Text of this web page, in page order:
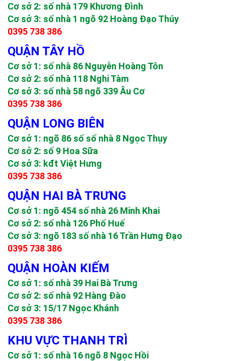
Cơ sở 2: số nhà 179 Khương Đình
Cơ sở 3: số nhà 1 ngõ 92 Hoàng Đạo Thúy
0395 738 386
QUẬN TÂY HỒ
Cơ sở 1: số nhà 86 Nguyễn Hoàng Tôn
Cơ sở 2: số nhà 118 Nghi Tàm
Cơ sở 3: số nhà 58 ngõ 339 Âu Cơ
0395 738 386
QUẬN LONG BIÊN
Cơ sở 1: ngõ 86 số số nhà 8 Ngọc Thụy
Cơ sở 2: số 9 Hoa Sữa
Cơ sở 3: kđt Việt Hưng
0395 738 386
QUẬN HAI BÀ TRƯNG
Cơ sở 1: ngõ 454 số nhà 26 Minh Khai
Cơ sở 2: số nhà 126 Phố Huế
Cơ sở 3: ngõ 183 số nhà 16 Trần Hưng Đạo
0395 738 386
QUẬN HOÀN KIẾM
Cơ sở 1: số nhà 39 Hai Bà Trưng
Cơ sở 2: số nhà 92 Hàng Đào
Cơ sở 3: 15/17 Ngọc Khánh
0395 738 386
KHU VỰC THANH TRÌ
Cơ sở 1: số nhà 16 ngõ 8 Ngọc Hồi